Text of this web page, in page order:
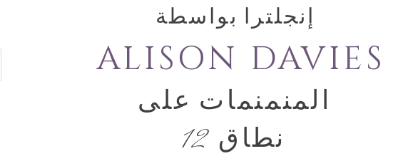
إنجلترا بواسطة
ALISON DAVIES
المنمنمات على
نطاق 12